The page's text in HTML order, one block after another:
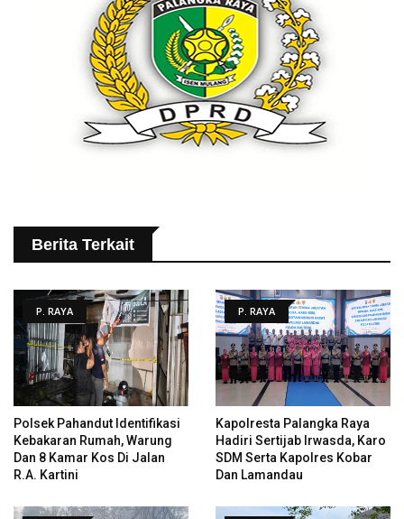
Berita Terkait
P. RAYA
Polsek Pahandut Identifikasi
Kebakaran Rumah, Warung
Dan 8 Kamar Kos Di Jalan
R.A. Kartini
P. RAYA
Kapolresta Palangka Raya
Hadiri Sertijab Irwasda, Karo
SDM Serta Kapolres Kobar
Dan Lamandau